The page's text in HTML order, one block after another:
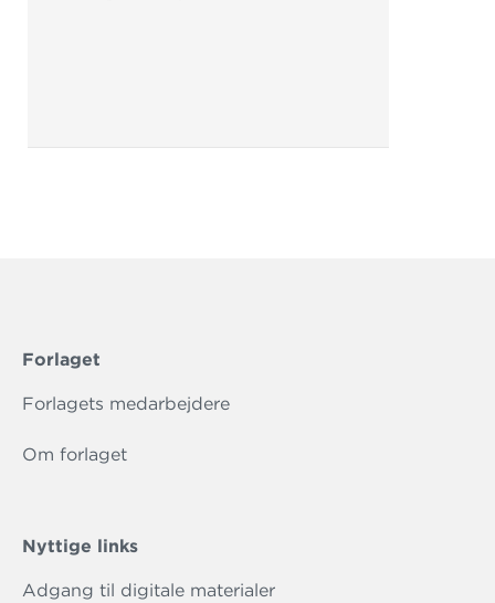
Forlaget
Forlagets medarbejdere
Om forlaget
Nyttige links
Adgang til digitale materialer